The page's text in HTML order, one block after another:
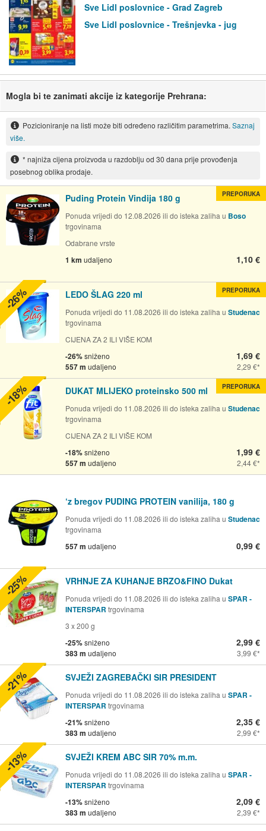
Sve Lidl poslovnice - Grad Zagreb
Sve Lidl poslovnice - Trešnjevka - jug
Mogla bi te zanimati akcije iz kategorije Prehrana:
Pozicioniranje na listi može biti određeno različitim parametrima.Saznaj
više.
* najniža cijena proizvoda u razdoblju od 30 dana prije provođenja
posebnog oblika prodaje.
Puding Protein Vindija 180 g
Ponuda vrijedi do 12.08.2026 ili do isteka zaliha u Boso
trgovinama
Odabrane vrste
1 km udaljeno 1,10 €
PREPORUKA
LEDO ŠLAG 220 ml
Ponuda vrijedi do 11.08.2026 ili do isteka zaliha u Studenac
trgovinama
CIJENA ZA 2 ILI VIŠE KOM
-26%sniženo
557 m udaljeno
1,69 €
2,29 €
PREPORUKA
-26%
DUKAT MLIJEKO proteinsko 500 ml
Ponuda vrijedi do 11.08.2026 ili do isteka zaliha u Studenac
trgovinama
CIJENA ZA 2 ILI VIŠE KOM
-18%sniženo
557 m udaljeno
1,99 €
2,44 €
PREPORUKA
-18%
‘z bregov PUDING PROTEIN vanilija, 180 g
Ponuda vrijedi do 11.08.2026 ili do isteka zaliha u Studenac
trgovinama
557 m udaljeno 0,99 €
VRHNJE ZA KUHANJE BRZO&FINO Dukat
Ponuda vrijedi do 11.08.2026 ili do isteka zaliha u SPAR -
INTERSPAR trgovinama
3 x 200 g
-25%sniženo
383 m udaljeno
2,99 €
3,99 €
-25%
SVJEŽI ZAGREBAČKI SIR PRESIDENT
Ponuda vrijedi do 11.08.2026 ili do isteka zaliha u SPAR -
INTERSPAR trgovinama
-21%sniženo
383 m udaljeno
2,35 €
2,99 €
-21%
SVJEŽI KREM ABC SIR 70% m.m.
Ponuda vrijedi do 11.08.2026 ili do isteka zaliha u SPAR -
INTERSPAR trgovinama
-13%sniženo
383 m udaljeno
2,09 €
2,39 €
-13%